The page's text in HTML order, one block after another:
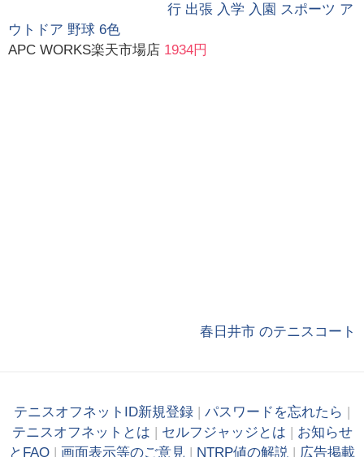
行 出張 入学 入園 スポーツ ア
ウトドア 野球 6色
APC WORKS楽天市場店 1934円
春日井市 のテニスコート
テニスオフネットID新規登録 | パスワードを忘れたら |
テニスオフネットとは | セルフジャッジとは | お知らせ
とFAQ | 画面表示等のご意見 | NTRP値の解説 | 広告掲載